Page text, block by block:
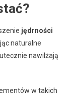
jędrności
naturalne
nawilżają
w takich